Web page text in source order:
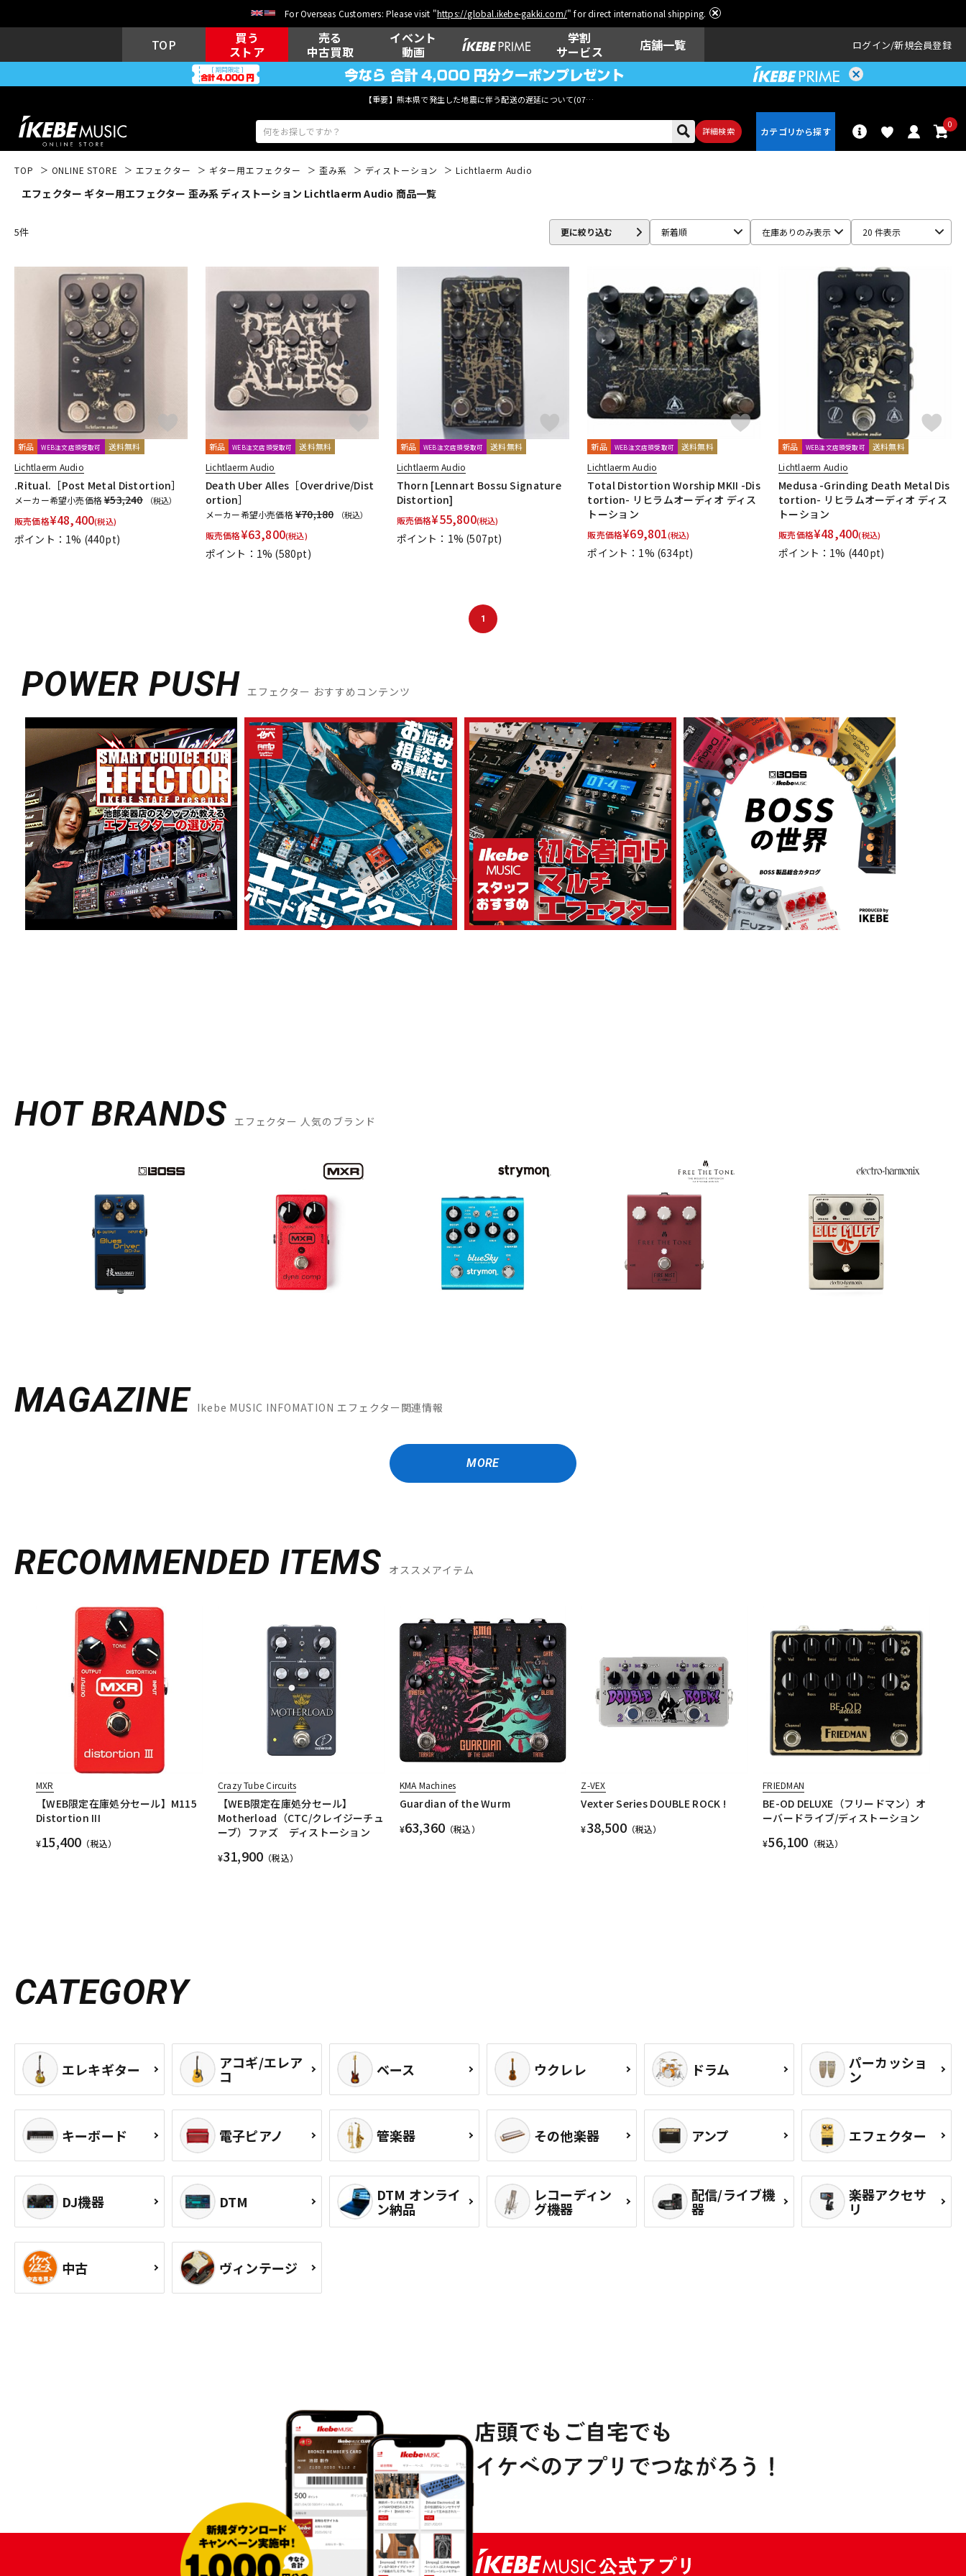
For Overseas Customers: Please visit "https://global.ikebe-gakki.com/" for direct international shipping.
TOP
買う
ストア
売る
中古買取
イベント
動画
学割
サービス
店舗一覧 ログイン 新規会員登録
【重要】熊本県で発生した地震に伴う配送の遅延について(07月29日
詳細検索
0
アコギ/エレ ベース
キーボード 電子ピアノ 管楽器 その他楽器 エフェクター
DJ機器 DTM DTM オンラ レコーディン 配信/ライブ
機器
楽器アクセサ
リ
中古 ヴィンテージ
TOP ONLINE STORE エフェクター ギター用エフェクター 歪み系 ディストーション Lichtlaerm Audio
エフェクター ギター用エフェクター 歪み系 ディストーション Lichtlaerm Audio 商品一覧
5件 更に絞り込む 新着順 在庫ありのみ表示 20 件表示
新品 WEB注文店頭受取可 送料無料
Lichtlaerm Audio
.Ritual.［Post Metal Distortion］
メーカー希望小売価格¥53,240 （税込）
販売価格¥48,400(税込)
ポイント：1% (440pt)
新品 WEB注文店頭受取可 送料無料
Lichtlaerm Audio
Death Uber Alles［Overdrive/Dist
ortion］
メーカー希望小売価格¥70,180 （税込）
販売価格¥63,800(税込)
ポイント：1% (580pt)
新品 WEB注文店頭受取可 送料無料
Lichtlaerm Audio
Thorn [Lennart Bossu Signature
Distortion]
販売価格¥55,800(税込)
ポイント：1% (507pt)
新品 WEB注文店頭受取可 送料無料
Lichtlaerm Audio
Total Distortion Worship MKII -Dis
tortion- リヒラムオーディオ ディス
トーション
販売価格¥69,801(税込)
ポイント：1% (634pt)
新品 WEB注文店頭受取可 送料無料
Lichtlaerm Audio
Medusa -Grinding Death Metal Dis
tortion- リヒラムオーディオ ディス
トーション
販売価格¥48,400(税込)
ポイント：1% (440pt)
1
POWER PUSH エフェクター おすすめコンテンツ
HOT BRANDS エフェクター 人気のブランド
MAGAZINE Ikebe MUSIC INFOMATION エフェクター関連情報
MORE
RECOMMENDED ITEMS オススメアイテム
MXR
【WEB限定在庫処分セール】M115
Distortion III
¥15,400 （税込）
Crazy Tube Circuits
【WEB限定在庫処分セール】
Motherload（CTC/クレイジーチュ
ーブ）ファズ ディストーション
¥31,900 （税込）
KMA Machines
Guardian of the Wurm
¥63,360 （税込）
Z-VEX
Vexter Series DOUBLE ROCK !
¥38,500（税込）
FRIEDMAN
BE-OD DELUXE（フリードマン）オ
ーバードライブ/ディストーション
¥56,100 （税込）
CATEGORY
エレキギター アコギ/エレア
コ ベース ウクレレ ドラム パーカッショ
ン
キーボード 電子ピアノ 管楽器 その他楽器 アンプ エフェクター
DJ機器 DTM DTM オンライ
ン納品
レコーディン
グ機器
配信/ライブ機
器
楽器アクセサ
リ
中古 ヴィンテージ